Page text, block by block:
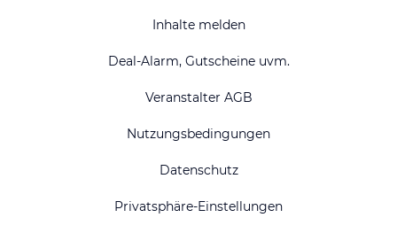
Inhalte melden
Deal-Alarm, Gutscheine uvm.
Veranstalter AGB
Nutzungsbedingungen
Datenschutz
Privatsphäre-Einstellungen